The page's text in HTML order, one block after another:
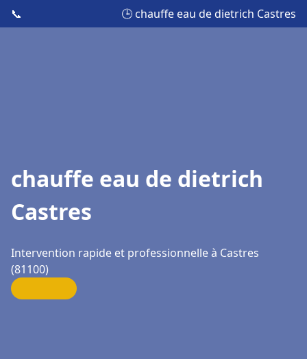
📞 🕒 chauffe eau de dietrich Castres
chauffe eau de dietrich
Castres
Intervention rapide et professionnelle à Castres
(81100)